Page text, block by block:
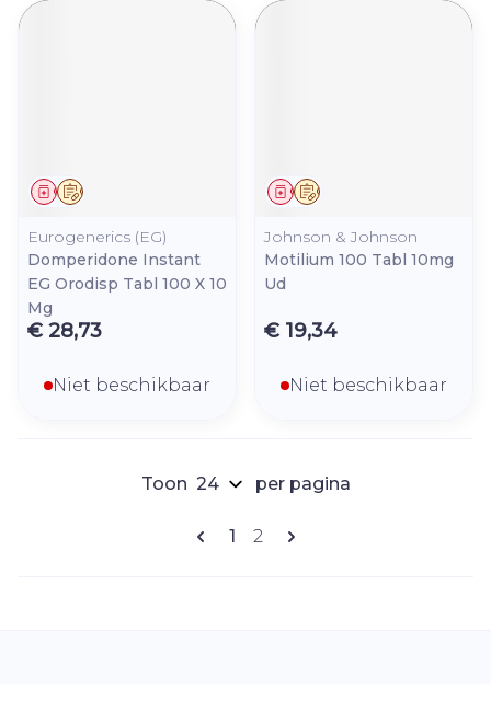
Op voorschrift
Geneesmiddel
Eurogenerics (EG)
Domperidone Instant
EG Orodisp Tabl 100 X 10
Mg
€ 28,73
Niet beschikbaar
Op voorschrift
Geneesmiddel
Johnson & Johnson
Motilium 100 Tabl 10mg
Ud
€ 19,34
Niet beschikbaar
Pagina's
U lees momenteel pagina
1 Pagina
2
Toon per pagina